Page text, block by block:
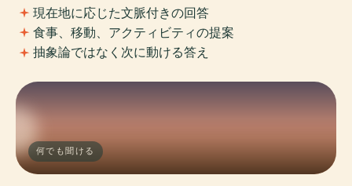
現在地に応じた文脈付きの回答
食事、移動、アクティビティの提案
抽象論ではなく次に動ける答え
何でも聞ける